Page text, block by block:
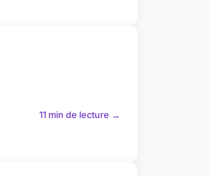
11 min de lecture →